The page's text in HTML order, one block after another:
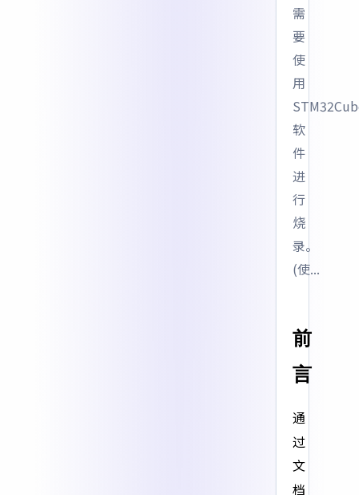
需
要
使
用
软
件
进
行
烧
录。
(使...
前
言
通
过
文
档